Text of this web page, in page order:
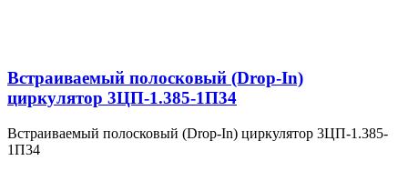
Встраиваемый полосковый (Drop-In)
циркулятор 3ЦП-1.385-1П34
Встраиваемый полосковый (Drop-In) циркулятор 3ЦП-1.385-
1П34